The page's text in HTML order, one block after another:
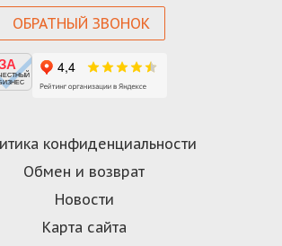
конфиденциальности
Обмен и возврат
Новости
Карта сайта
ОБРАТНЫЙ ЗВОНОК